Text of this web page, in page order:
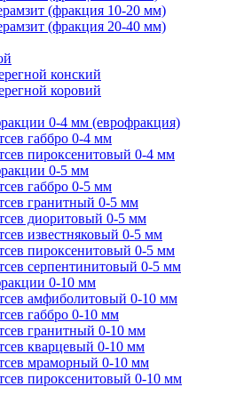
(фракция 10-20 мм)
(фракция 20-40 мм)
конский
коровий
0-4 мм (еврофракция)
габбро 0-4 мм
пироксенитовый 0-4 мм
0-5 мм
габбро 0-5 мм
гранитный 0-5 мм
диоритовый 0-5 мм
известняковый 0-5 мм
пироксенитовый 0-5 мм
серпентинитовый 0-5 мм
0-10 мм
амфиболитовый 0-10 мм
габбро 0-10 мм
гранитный 0-10 мм
кварцевый 0-10 мм
мраморный 0-10 мм
пироксенитовый 0-10 мм